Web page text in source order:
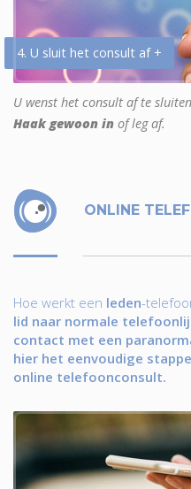
4. U sluit het consult af +
U wenst het consult af te
Haak gewoon in of leg af.
ONLINE
Hoe werkt een leden-
lid naar normale
contact met een
hier het eenvoudige
online telefoonconsult.